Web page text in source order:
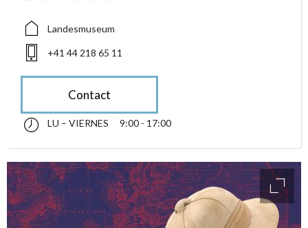
Landesmuseum
+41 44 218 65 11
Contact
accessibility.sr-only.opening_hours
lunes till viernes 09:00 - 17:00
LU – VIERNES 9:00 - 17:00